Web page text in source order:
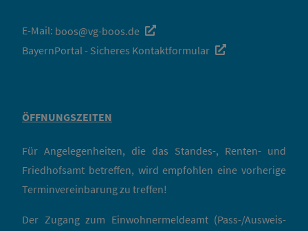
E-Mail: boos@vg-boos.de
BayernPortal - Sicheres Kontaktformular
ÖFFNUNGSZEITEN
Für Angelegenheiten, die das Standes-, Renten- und
Friedhofsamt betreffen, wird empfohlen eine vorherige
Terminvereinbarung zu treffen!
Der Zugang zum Einwohnermeldeamt (Pass-/Ausweis-